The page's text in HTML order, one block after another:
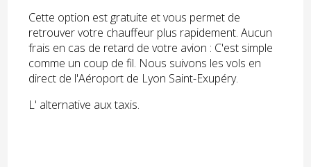
Cette option est gratuite et vous permet de
retrouver votre chauffeur plus rapidement. Aucun
frais en cas de retard de votre avion : C'est simple
comme un coup de fil. Nous suivons les vols en
direct de l'Aéroport de Lyon Saint-Exupéry.
L' alternative aux taxis.